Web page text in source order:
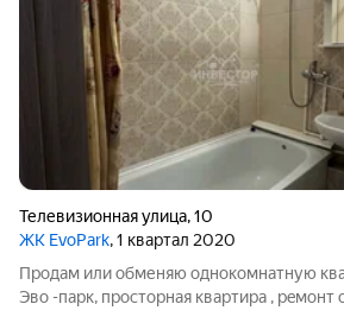
Телевизионная улица,10
ЖК EvoPark, 1 квартал 2020
Продaм или обменяю однокомнатную
Эво -пaрк, пpостopная квapтиpa , peмонт